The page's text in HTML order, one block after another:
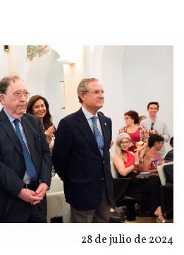
28 de julio de 2024